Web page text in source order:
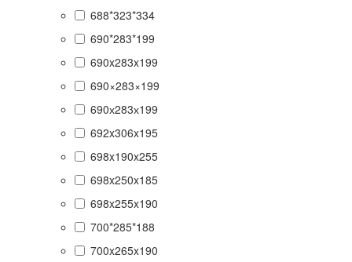
688*323*334
690*283*199
690x283x199
690×283×199
690х283х199
692x306x195
698x190x255
698x250x185
698x255x190
700*285*188
700x265x190